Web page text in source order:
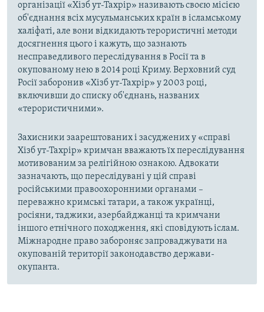
організації «Хізб ут-Тахрір» називають своєю місією
об'єднання всіх мусульманських країн в ісламському
халіфаті, але вони відкидають терористичні методи
досягнення цього і кажуть, що зазнають
несправедливого переслідування в Росії та в
окупованому нею в 2014 році Криму. Верховний суд
Росії заборонив «Хізб ут-Тахрір» у 2003 році,
включивши до списку об'єднань, названих
«терористичними».
Захисники заарештованих і засуджених у «справі
Хізб ут-Тахрір» кримчан вважають їх переслідування
мотивованим за релігійною ознакою. Адвокати
зазначають, що переслідувані у цій справі
російськими правоохоронними органами –
переважно кримські татари, а також українці,
росіяни, таджики, азербайджанці та кримчани
іншого етнічного походження, які сповідують іслам.
Міжнародне право забороняє запроваджувати на
окупованій території законодавство держави-
окупанта.